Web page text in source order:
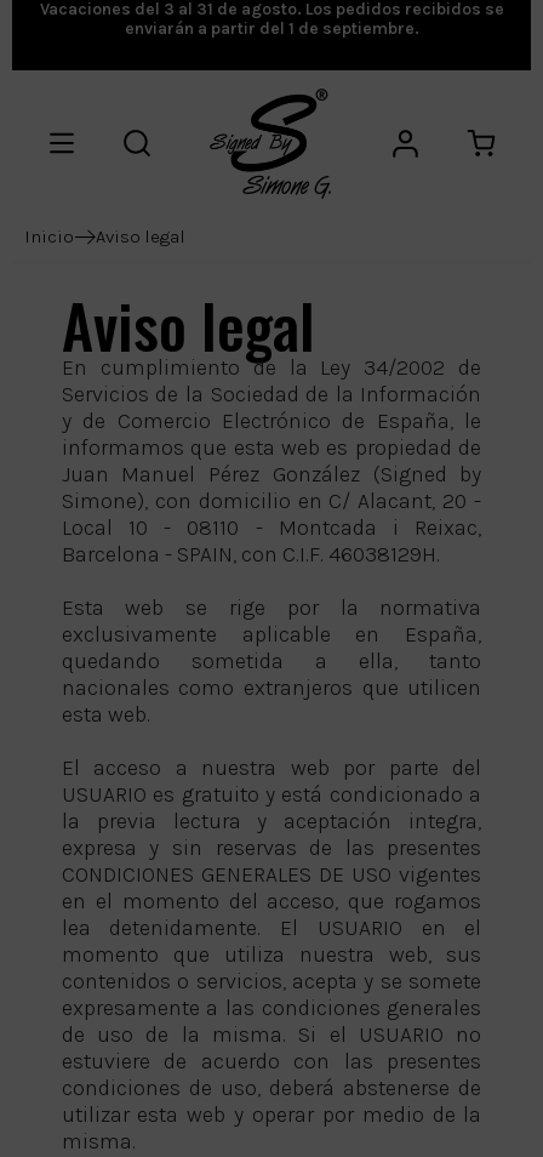
Vacaciones del 3 al 31 de agosto. Los pedidos recibidos se
enviarán a partir del 1 de septiembre.
Inicio Aviso legal
Aviso legal
En cumplimiento de la Ley 34/2002 de
Servicios de la Sociedad de la Información
y de Comercio Electrónico de España, le
informamos que esta web es propiedad de
Juan Manuel Pérez González (Signed by
Simone), con domicilio en C/ Alacant, 20 -
Local 10 - 08110 - Montcada i Reixac,
Barcelona - SPAIN, con C.I.F. 46038129H.
Esta web se rige por la normativa
exclusivamente aplicable en España,
quedando sometida a ella, tanto
nacionales como extranjeros que utilicen
esta web.
El acceso a nuestra web por parte del
USUARIO es gratuito y está condicionado a
la previa lectura y aceptación integra,
expresa y sin reservas de las presentes
CONDICIONES GENERALES DE USO vigentes
en el momento del acceso, que rogamos
lea detenidamente. El USUARIO en el
momento que utiliza nuestra web, sus
contenidos o servicios, acepta y se somete
expresamente a las condiciones generales
de uso de la misma. Si el USUARIO no
estuviere de acuerdo con las presentes
condiciones de uso, deberá abstenerse de
utilizar esta web y operar por medio de la
misma.